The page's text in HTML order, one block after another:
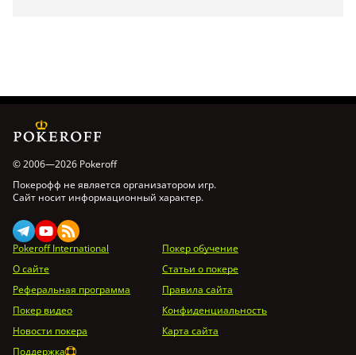
© 2006—2026 Pokeroff
Покерофф не является организатором игр.
Сайт носит информационный характер.
Pokeroff International
Покер обучение
О сайте
Статьи о покере
Реферальная программа
Правила сайта
Покер видео
Конфиденциальность
Новости покера
Карта сайта
Поддержка